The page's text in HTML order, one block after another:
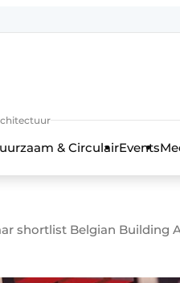
& CirculairEvents
shortlist Belgian Building